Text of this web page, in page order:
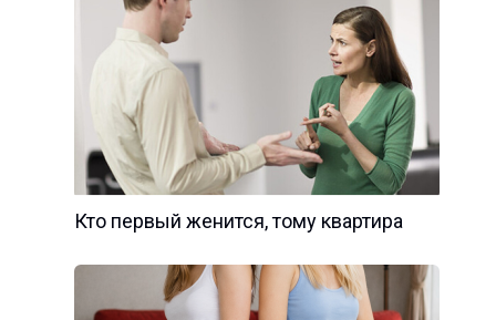
Кто первый женится, тому квартира